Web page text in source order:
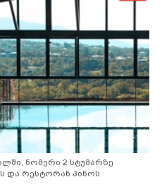
ნომერი 2 სტუმარზე
და რესტორან პინოს